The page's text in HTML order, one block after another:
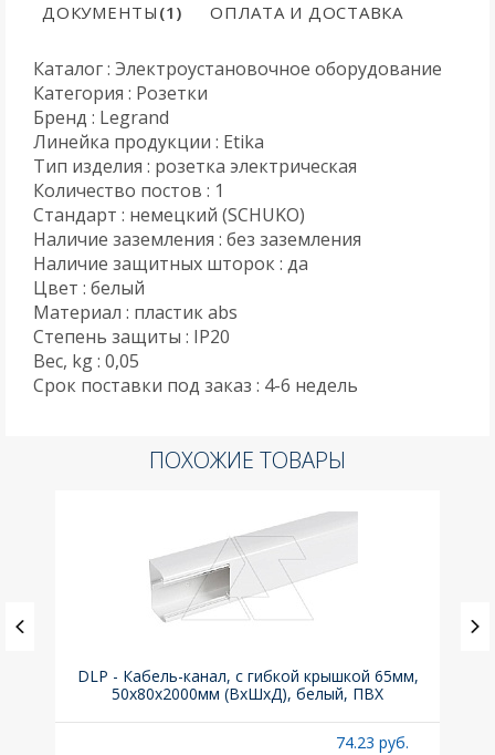
ДОКУМЕНТЫ (1) ОПЛАТА И ДОСТАВКА
Каталог : Электроустановочное оборудование
Категория : Розетки
Бренд : Legrand
Линейка продукции : Etika
Тип изделия : розетка электрическая
Количество постов : 1
Стандарт : немецкий (SCHUKO)
Наличие заземления : без заземления
Наличие защитных шторок : да
Цвет : белый
Материал : пластик abs
Степень защиты : IP20
Вес, kg : 0,05
Срок поставки под заказ : 4-6 недель
ПОХОЖИЕ ТОВАРЫ
DLP - Кабель-канал, с гибкой крышкой 65мм,
50x80х2000мм (ВхШхД), белый, ПВХ
74.23 руб.